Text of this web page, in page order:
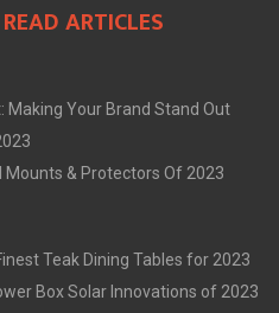
ARTICLES
Making Your Brand Stand Out
Mounts & Protectors Of 2023
Teak Dining Tables for 2023
Box Solar Innovations of 2023